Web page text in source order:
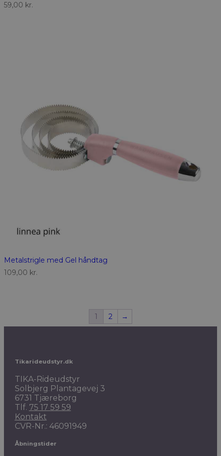
59,00 kr.
Metalstrigle med Gel håndtag
109,00 kr.
1 2 →
Tikarideudstyr.dk
TIKA-Rideudstyr
Solbjerg Plantagevej 3
6731 Tjæreborg
Tlf. 75 17 59 59
Kontakt
CVR-Nr.: 46091949
Åbningstider